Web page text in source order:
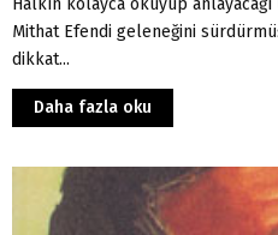
Halkın kolayca okuyup
Mithat Efendi geleneğini
dikkat...
Daha fazla oku